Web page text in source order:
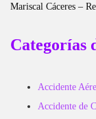
Mariscal Cáceres –
Categorías
Accidente
Accidente de